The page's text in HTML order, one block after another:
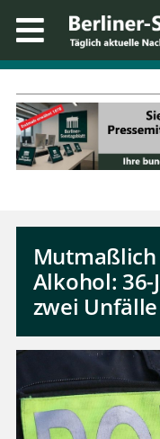
Alkohol:
zwei